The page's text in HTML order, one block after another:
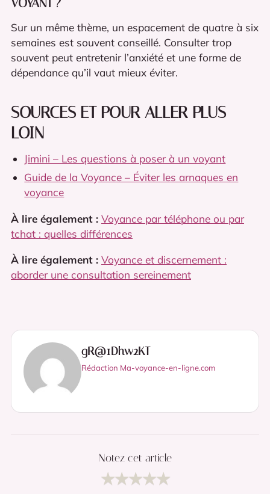
Sur un même thème, un espacement de quatre à six
semaines est souvent conseillé. Consulter trop
souvent peut entretenir l’anxiété et une forme de
dépendance qu’il vaut mieux éviter.
SOURCES ET POUR ALLER PLUS
LOIN
Jimini – Les questions à poser à un voyant
Guide de la Voyance – Éviter les arnaques en
voyance
À lire également : Voyance par téléphone ou par
tchat : quelles différences
À lire également : Voyance et discernement :
aborder une consultation sereinement
gR@1Dhw2KT
Rédaction Ma-voyance-en-ligne.com
Notez cet article
★★★★★